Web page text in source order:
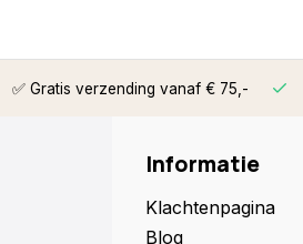
✅ Gratis verzending vanaf € 75,-
Informatie
Klachtenpagina
Blog